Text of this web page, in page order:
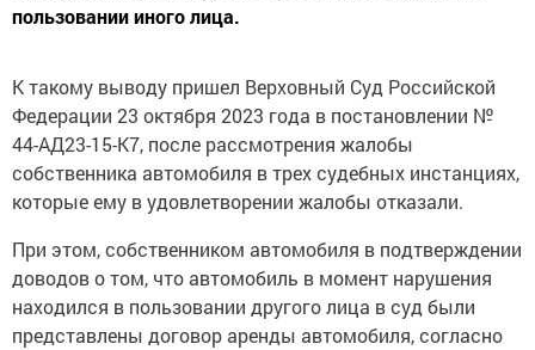
пользовании иного лица.
К такому выводу пришел Верховный Суд Российской
Федерации 23 октября 2023 года в постановлении №
44-АД23-15-К7, после рассмотрения жалобы
собственника автомобиля в трех судебных инстанциях,
которые ему в удовлетворении жалобы отказали.
При этом, собственником автомобиля в подтверждении
доводов о том, что автомобиль в момент нарушения
находился в пользовании другого лица в суд были
представлены договор аренды автомобиля, согласно